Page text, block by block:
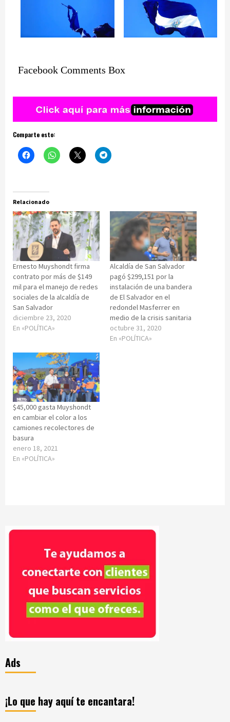
Facebook Comments Box
Comparte esto:
Relacionado
Ernesto Muyshondt firma
contrato por más de $149
mil para el manejo de redes
sociales de la alcaldía de
San Salvador
diciembre 23, 2020
En «POLÍTICA»
Alcaldía de San Salvador
pagó $299,151 por la
instalación de una bandera
de El Salvador en el
redondel Masferrer en
medio de la crisis sanitaria
octubre 31, 2020
En «POLÍTICA»
$45,000 gasta Muyshondt
en cambiar el color a los
camiones recolectores de
basura
enero 18, 2021
En «POLÍTICA»
Ads
¡Lo que hay aquí te encantara!